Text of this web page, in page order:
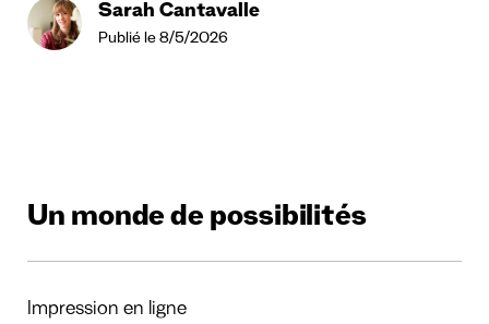
Sarah Cantavalle
Publié le 8/5/2026
Un monde de possibilités
Impression en ligne